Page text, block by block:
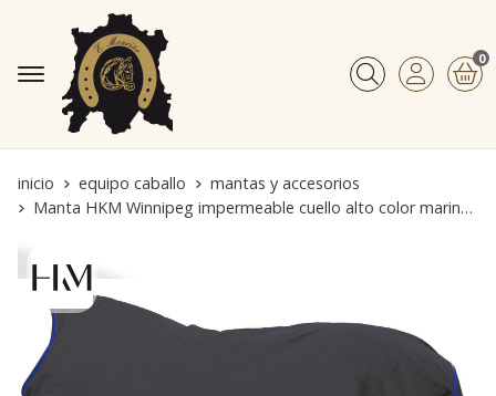
Buscar
0
inicio equipo caballo
mantas y accesorios
Manta HKM Winnipeg impermeable cuello alto color marino con ribete azul royal 200 gr de relleno